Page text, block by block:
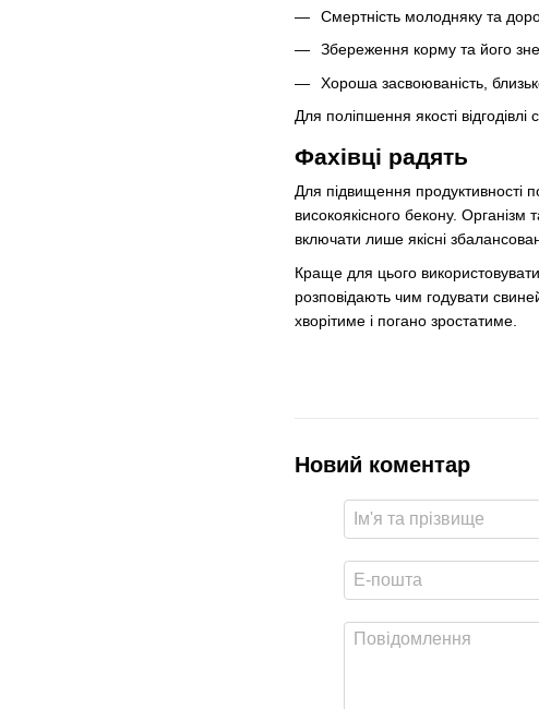
Смертність молодняку ​​та
Збереження корму та його
Хороша засвоюваність,
Для поліпшення якості
Фахівці радять
Для підвищення продуктивності
високоякісного бекону.
включати лише якісні
Краще для цього
розповідають чим годувати
хворітиме і погано зростатиме.
Новий коментар